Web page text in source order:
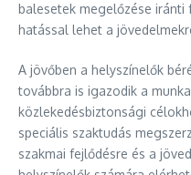
balesetek megelőzése
hatással lehet a
A jövőben a helyszínelők
továbbra is igazodik a
közlekedésbiztonsági
speciális szaktudás
szakmai fejlődésre és a